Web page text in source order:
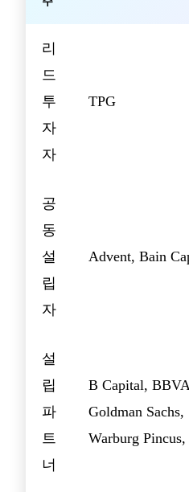
리
드
투
자
자
TPG
공
동
설
립
자
Advent, Bain
설
립
파
트
너
B Capital,
Goldman
Warburg